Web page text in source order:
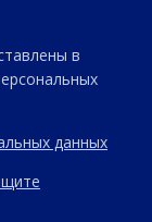
в
данных